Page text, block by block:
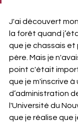
J'ai découvert
la forêt quand
que je chassais et
père. Mais je
point c'était
que je m'inscrive à
d’administration
l'Université du
que je réalise que